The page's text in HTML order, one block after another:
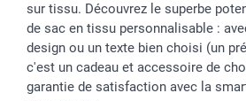
sur tissu. Découvrez le superbe
de sac en tissu personnalisable :
design ou un texte bien choisi (un
c'est un cadeau et accessoire de
garantie de satisfaction avec la